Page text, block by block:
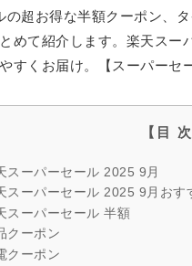
の超お得な半額クーポン、
めて紹介します。楽天スー
すくお届け。【スーパーセ
スーパーセール 2025 9月
スーパーセール 2025 9月おす
スーパーセール 半額
クーポン
クーポン